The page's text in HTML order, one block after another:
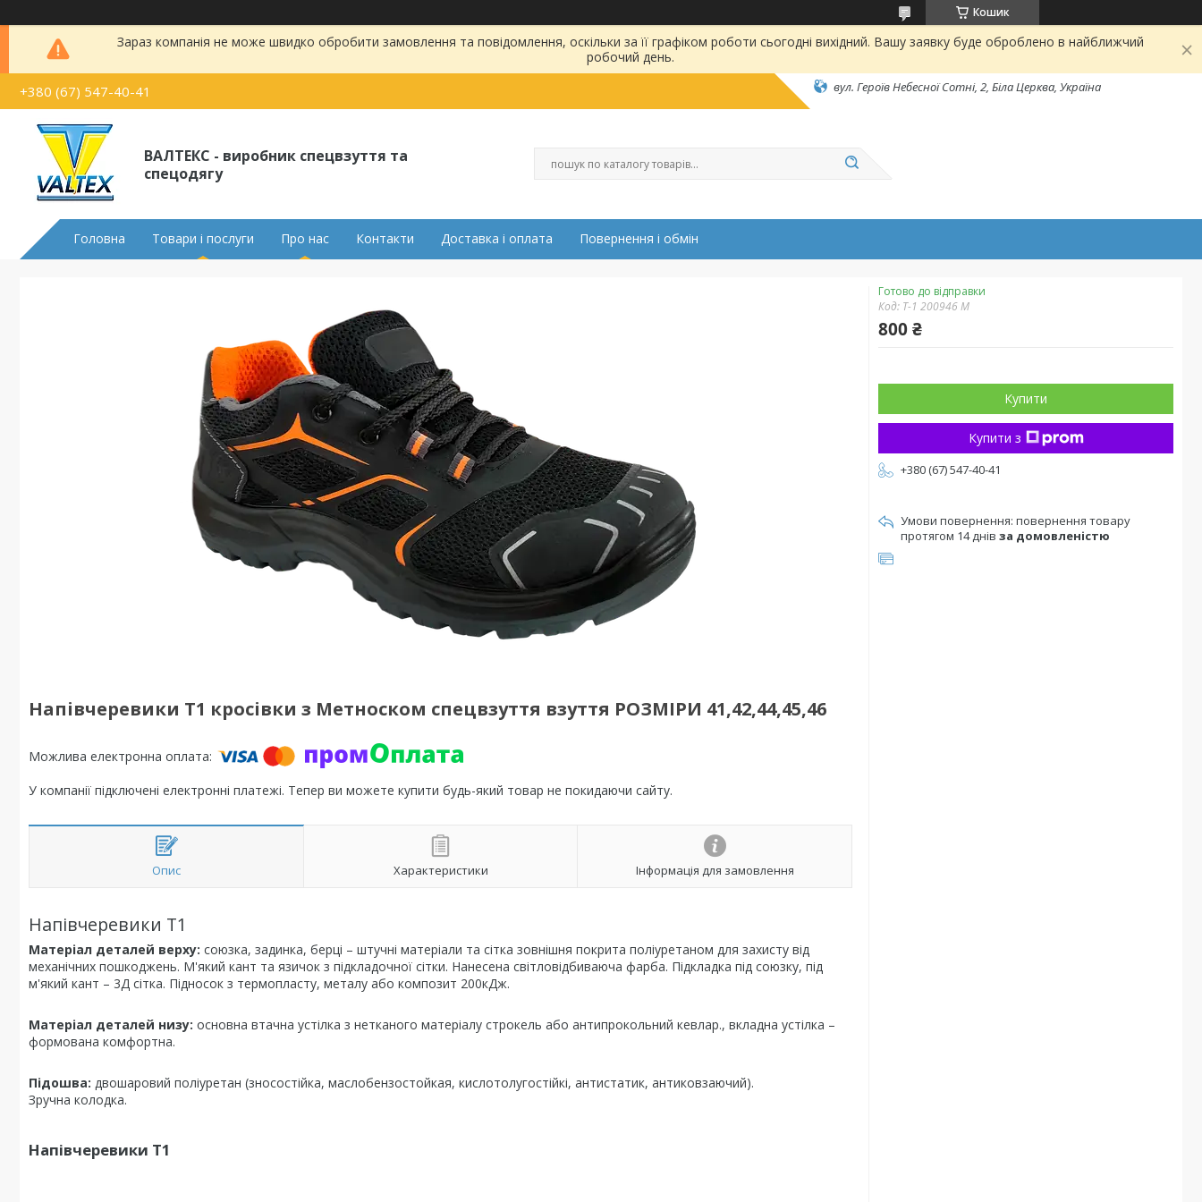
Кошик
Зараз компанія не може швидко обробити замовлення та повідомлення, оскільки за її графіком роботи сьогодні вихідний. Вашу заявку буде оброблено в найближчий
робочий день.
+380 (67) 547-40-41 вул. Героїв Небесної Сотні, 2, Біла Церква, Україна
ВАЛТЕКС - виробник спецвзуття та
спецодягу
Головна Товари і послуги Про нас Контакти Доставка і оплата Повернення і обмін
Напівчеревики Т1 кросівки з Метноском спецвзуття взуття РОЗМІРИ 41,42,44,45,46
У компанії підключені електронні платежі. Тепер ви можете купити будь-який товар не покидаючи сайту.
Опис Характеристики Інформація для замовлення
Напівчеревики Т1
Матеріал деталей верху: союзка, задинка, берці – штучні матеріали та сітка зовнішня покрита поліуретаном для захисту від
механічних пошкоджень. М'який кант та язичок з підкладочної сітки. Нанесена світловідбиваюча фарба. Підкладка під союзку, під
м'який кант – 3Д сітка. Підносок з термопласту, металу або композит 200кДж.
Матеріал деталей низу: основна втачна устілка з нетканого матеріалу строкель або антипрокольний кевлар., вкладна устілка –
формована комфортна.
Підошва: двошаровий поліуретан (зносостійка, маслобензостойкая, кислотолугостійкі, антистатик, антиковзаючий).
Зручна колодка.
Напівчеревики Т1
Готово до відправки
Код: Т-1 200946 М
800 ₴
Купити
Купити з
+380 (67) 547-40-41
повернення товару
протягом 14 днів за домовленістю